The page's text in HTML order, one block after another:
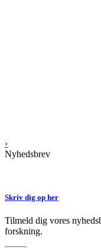
›
Nyhedsbrev
Skriv dig op her
Tilmeld dig vores
forskning.